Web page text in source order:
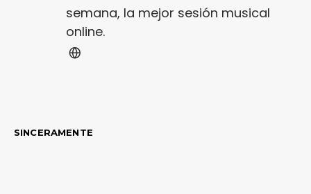
semana, la mejor sesión musical
online.
SINCERAMENTE